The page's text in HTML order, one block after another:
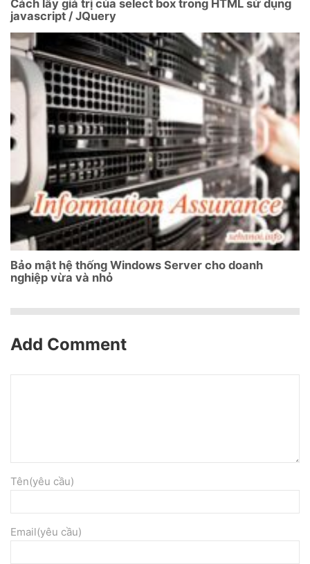
Cách lấy giá trị của select box trong HTML sử dụng
javascript / JQuery
Bảo mật hệ thống Windows Server cho doanh
nghiệp vừa và nhỏ
Add Comment
Tên(yêu cầu)
Email(yêu cầu)